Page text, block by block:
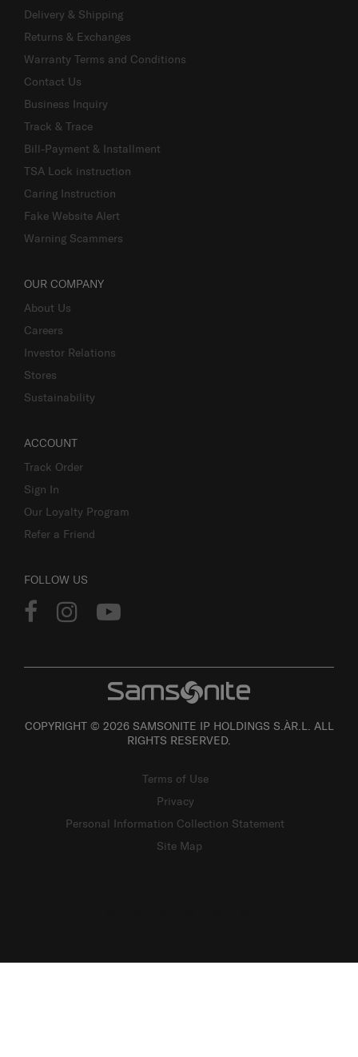
Delivery & Shipping
Returns & Exchanges
Warranty Terms and Conditions
Contact Us
Business Inquiry
Track & Trace
Bill-Payment & Installment
TSA Lock instruction
Caring Instruction
Fake Website Alert
Warning Scammers
OUR COMPANY
About Us
Careers
Investor Relations
Stores
Sustainability
ACCOUNT
Track Order
Sign In
Our Loyalty Program
Refer a Friend
FOLLOW US
COPYRIGHT © 2026 SAMSONITE IP HOLDINGS S.ÀR.L. ALL
RIGHTS RESERVED.
Terms of Use
Privacy
Personal Information Collection Statement
Site Map